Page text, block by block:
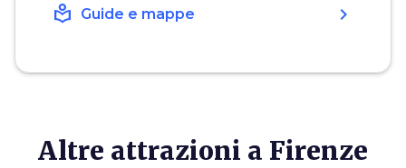
local_library Guide e mappe chevron_right
Altre attrazioni a Firenze